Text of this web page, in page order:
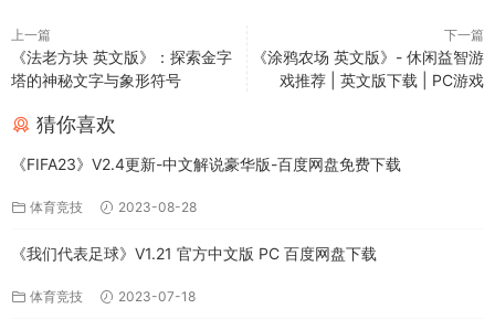
上一篇
《法老方块 英文版》：探索金字
塔的神秘文字与象形符号
下一篇
《涂鸦农场 英文版》- 休闲益智游
戏推荐 | 英文版下载 | PC游戏
猜你喜欢
《FIFA23》V2.4更新-中文解说豪华版-百度网盘免费下载
体育竞技 2023-08-28
《我们代表足球》V1.21 官方中文版 PC 百度网盘下载
体育竞技 2023-07-18